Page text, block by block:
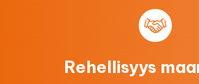
Rehellisyys